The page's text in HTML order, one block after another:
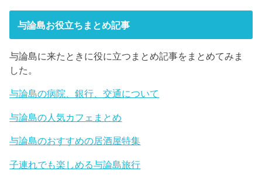
与論島お役立ちまとめ記事
与論島に来たときに役に立つまとめ記事をまとめてみま
した。
与論島の病院、銀行、交通について
与論島の人気カフェまとめ
与論島のおすすめの居酒屋特集
子連れでも楽しめる与論島旅行